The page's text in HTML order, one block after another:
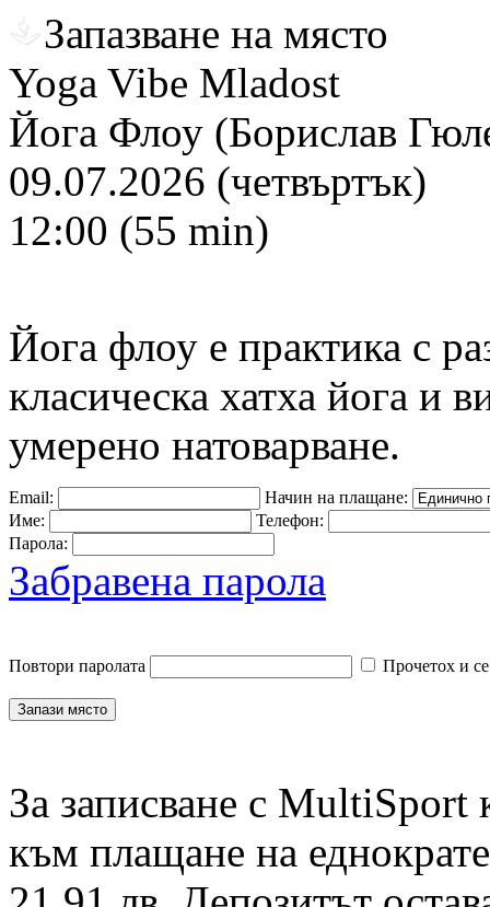
Запазване на място
Yoga Vibe Mladost
Йога Флоу (Борислав
09.07.2026 (четвъртък)
12:00 (55 min)
Йога флоу е практика с
класическа хатха йога и
умерено натоварване.
Email:
Начин на плащане:
Име:
Телефон:
Парола:
Забравена парола
Повтори паролата Прочетох и
За записване с MultiSport
към плащане на